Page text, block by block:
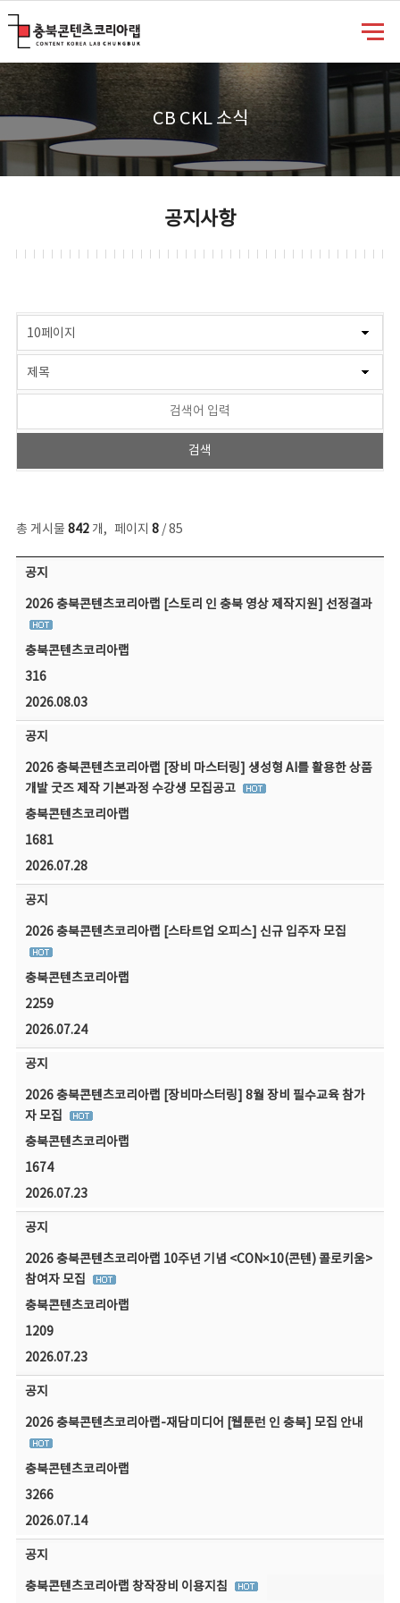
CB CKL 소식
공지사항
총 게시물 842개, 페이지 8/ 85
공지사항 목록 - 번호, 제목, 작성자, 파일, 조회수, 작성일 정보 제공
공지
2026 충북콘텐츠코리아랩 [스토리 인 충북 영상 제작지원] 선정결과
충북콘텐츠코리아랩
316
2026.08.03
공지
2026 충북콘텐츠코리아랩 [장비 마스터링] 생성형 AI를 활용한 상품
개발 굿즈 제작 기본과정 수강생 모집공고
충북콘텐츠코리아랩
1681
2026.07.28
공지
2026 충북콘텐츠코리아랩 [스타트업 오피스] 신규 입주자 모집
충북콘텐츠코리아랩
2259
2026.07.24
공지
2026 충북콘텐츠코리아랩 [장비마스터링] 8월 장비 필수교육 참가
자 모집
충북콘텐츠코리아랩
1674
2026.07.23
공지
2026 충북콘텐츠코리아랩 10주년 기념 <CON×10(콘텐) 콜로키움>
참여자 모집
충북콘텐츠코리아랩
1209
2026.07.23
공지
2026 충북콘텐츠코리아랩-재담미디어 [웹툰런 인 충북] 모집 안내
충북콘텐츠코리아랩
3266
2026.07.14
공지
충북콘텐츠코리아랩 창작장비 이용지침